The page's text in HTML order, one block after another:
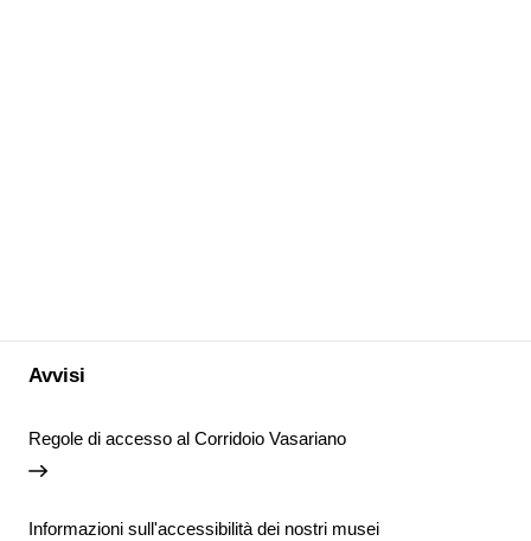
Avvisi
Regole di accesso al Corridoio Vasariano
Informazioni sull'accessibilità dei nostri musei